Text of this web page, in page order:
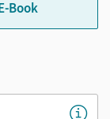
Book